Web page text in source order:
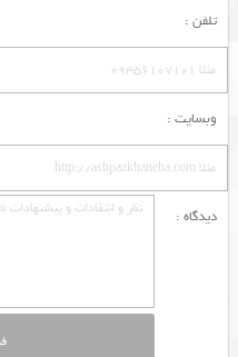
تلفن :
وبسایت :
دیدگاه :